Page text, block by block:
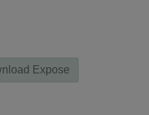
Expose